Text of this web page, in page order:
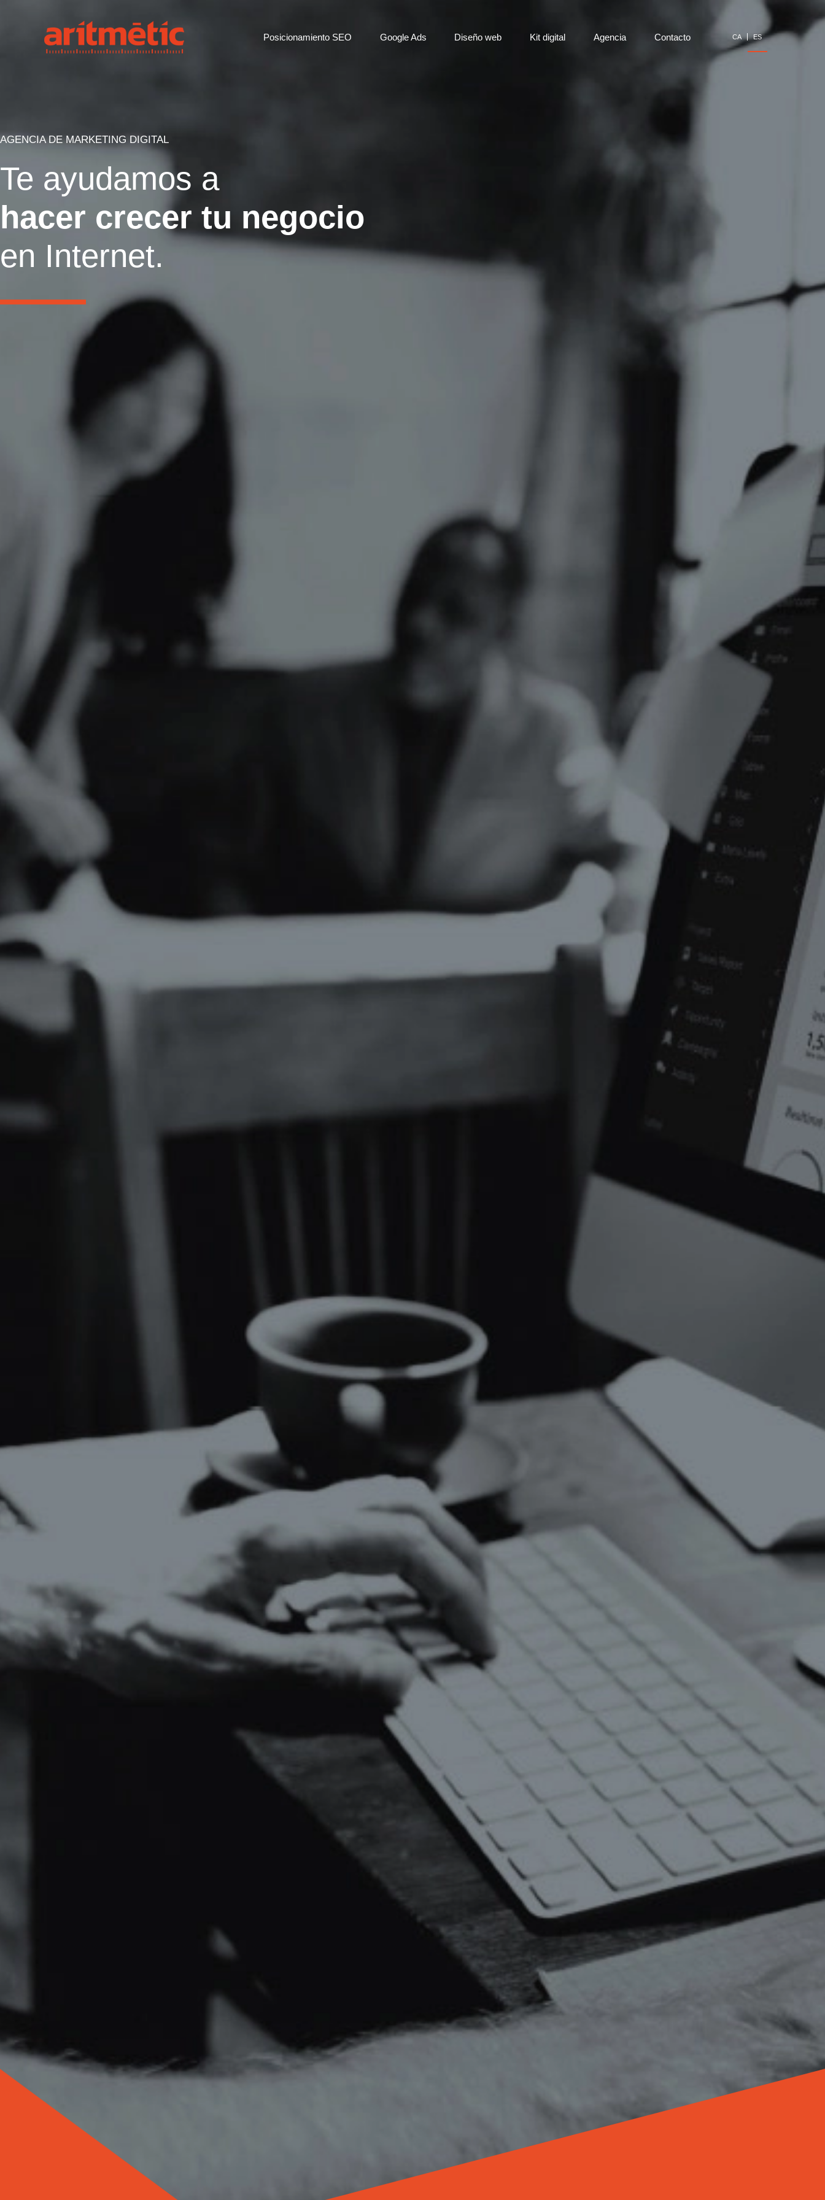
Posicionamiento SEO Google Ads Diseño web Kit digital Agencia Contacto CA ES
AGENCIA DE MARKETING DIGITAL
Te ayudamos a
hacer crecer tu negocio
en Internet.